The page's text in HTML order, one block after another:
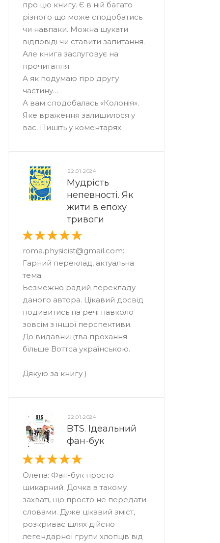
про цю книгу. Є в ній багато
різного що може сподобатись
чи навпаки. Можна шукати
відповіді чи ставити запитання.
Але книга заслуговує на
прочитання.
А як подумаю про другу
частину…
А вам сподобалась «Колонія».
Яке враження залишилося у
вас. Пишіть у коментарях.
22.01.2024
Мудрість
непевності. Як
жити в епоху
тривоги
roma.physicist@gmail.com:
Гарний переклад, актуальна
тема
Безмежно радий перекладу
даного автора. Цікавий досвід
подивитись на речі навколо
зовсім з іншої перспективи.
До видавництва прохання
більше Воттса українською.
Дякую за книгу )
22.01.2024
BTS. Ідеальний
фан-бук
Олена: Фан-бук просто
шикарний. Дочка в такому
захваті, що просто не передати
словами. Дуже цікавий зміст,
розкриває шлях дійсно
легендарної групи хлопців від